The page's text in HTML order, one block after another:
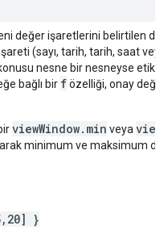
değer işaretlerini belirtilen
(sayı, tarih, tarih, saat
nesne bir nesneyse
bağlı bir fözelliği, onay
viewWindow.min veya
minimum ve maksimum
}